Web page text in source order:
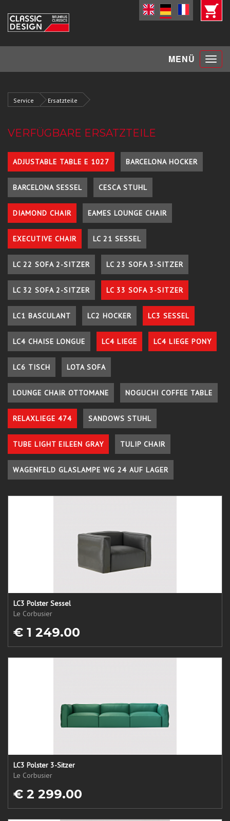
MENÜ Toggle
Service Ersatzteile
VERFÜGBARE ERSATZTEILE
ADJUSTABLE TABLE E 1027 BARCELONA HOCKER
BARCELONA SESSEL CESCA STUHL
DIAMOND CHAIR EAMES LOUNGE CHAIR
EXECUTIVE CHAIR LC 21 SESSEL
LC 22 SOFA 2-SITZER LC 23 SOFA 3-SITZER
LC 32 SOFA 2-SITZER LC 33 SOFA 3-SITZER
LC1 BASCULANT LC2 HOCKER LC3 SESSEL
LC4 CHAISE LONGUE LC4 LIEGE LC4 LIEGE PONY
LC6 TISCH LOTA SOFA
LOUNGE CHAIR OTTOMANE NOGUCHI COFFEE TABLE
RELAXLIEGE 474 SANDOWS STUHL
TUBE LIGHT EILEEN GRAY TULIP CHAIR
WAGENFELD GLASLAMPE WG 24 AUF LAGER
LC3 Polster Sessel
Le Corbusier
€ 1 249.00
LC3 Polster 3-Sitzer
Le Corbusier
€ 2 299.00